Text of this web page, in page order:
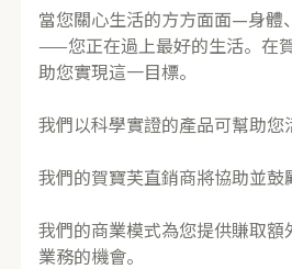
當您關心生活的方方面面—身體
——您正在過上最好的生活。在
助您實現這一目標。
我們以科學實證的產品可幫助您
我們的賀寶芙直銷商將協助並鼓
我們的商業模式為您提供賺取額
業務的機會。